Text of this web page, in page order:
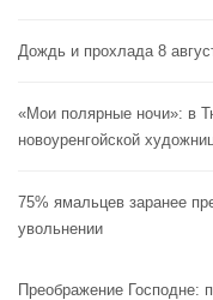
Дождь и прохлада 8
«Мои полярные ночи»: в
новоуренгойской
75% ямальцев заранее
увольнении
Преображение Господне: